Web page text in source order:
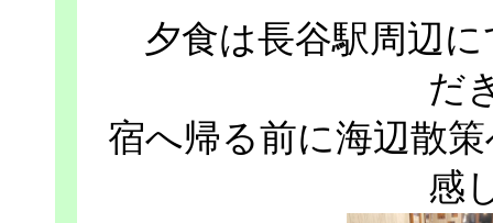
夕食は長谷駅周辺に
だ
宿へ帰る前に海辺散
感